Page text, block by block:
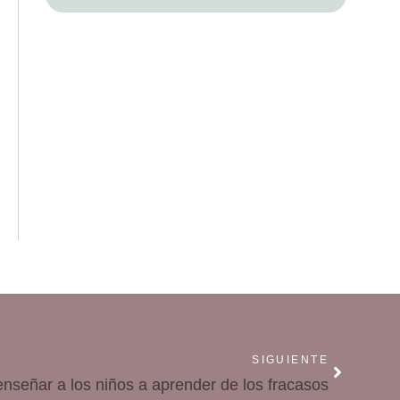
SIGUIENTE
a los niños a aprender de los fracasos